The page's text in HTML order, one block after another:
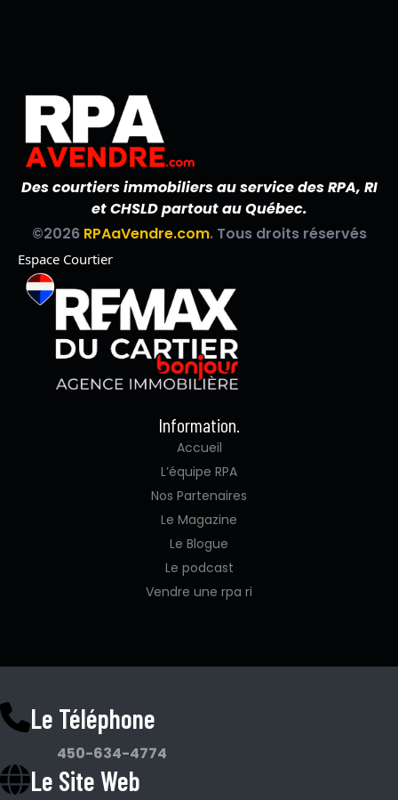
Des courtiers immobiliers au service des RPA, RI
et CHSLD partout au Québec.
©2026 RPAaVendre.com. Tous droits réservés
Espace Courtier
Information.
Accueil
L’équipe RPA
Nos Partenaires
Le Magazine
Le Blogue
Le podcast
Vendre une rpa ri
Le Téléphone
450-634-4774
Le Site Web